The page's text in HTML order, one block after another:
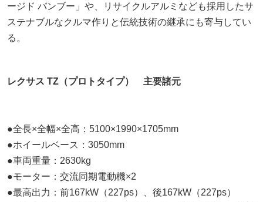
ージド バンブー」や、リサイクルアルミなども採用したサ
ステナブルなクルマ作りと伝統技術の継承にも寄与してい
る。
レクサス TZ（プロトタイプ） 主要諸元
●全長×全幅×全高：5100×1990×1705mm
●ホイールベース：3050mm
●車両重量：2630kg
●モーター：交流同期電動機×2
●最高出力：前167kW（227ps）、後167kW（227ps）